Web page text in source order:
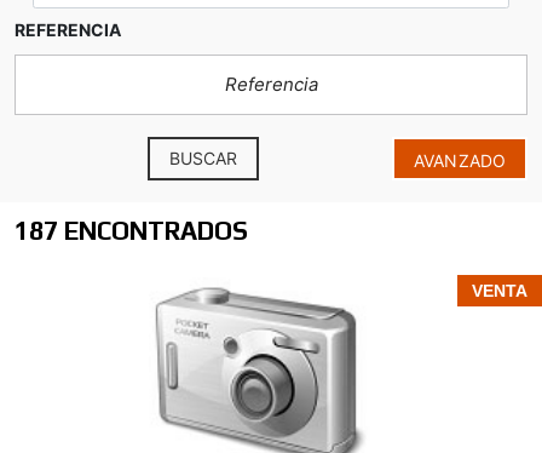
REFERENCIA
AVANZADO
BUSCAR
187 ENCONTRADOS
VENTA